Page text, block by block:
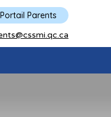
Portail Parents